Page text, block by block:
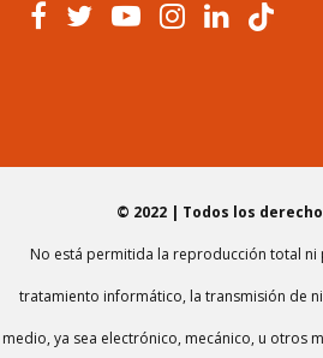
© 2022 | Todos los
No está permitida la reproducción total ni
tratamiento informático, la transmisión de
medio, ya sea electrónico, mecánico, u otros